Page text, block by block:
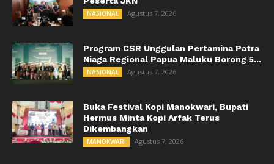
NASIONAL Agustus 7, 2026
Program CSR Unggulan Pertamina Patra
Niaga Regional Papua Maluku Borong 5...
NASIONAL Agustus 7, 2026
Buka Festival Kopi Manokwari, Bupati
Hermus Minta Kopi Arfak Terus
Dikembangkan
MANOKWARI Agustus 7, 2026